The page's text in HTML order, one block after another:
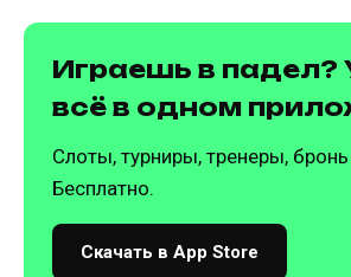
Играешь в падел?
всё в одном
Слоты, турниры, тренеры,
Бесплатно.
Скачать в App Store